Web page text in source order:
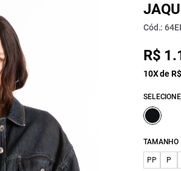
Cód.:
R$
10X de
TAMANHO
PP P